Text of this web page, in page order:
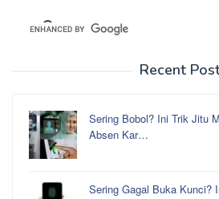
Recent
Sering Bobol? Ini Trik Jitu
Absen Kar…
Sering Gagal Buka Kunci?